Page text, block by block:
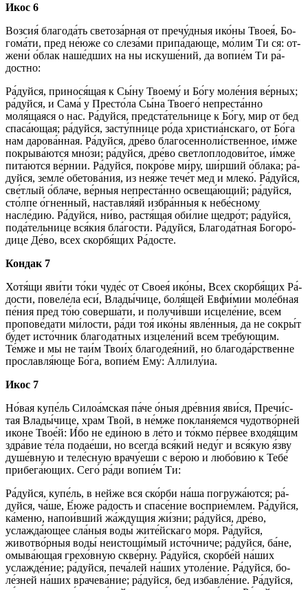
Икос 6
Воз­сия́ бла­го­да́ть све­то­за́р­ная от пре­чу́д­ныя ико́­ны Твоея́, Бо­
го­ма́­ти, пред не́ю­же со сле­за́­ми при­па́­даю­ще, мо́­лим Ти ся: от­
же­ни́ о́блак наше́дших на ны ис­ку­ше́­ний, да во­пи­е́м Ти ра́­
дост­но:
Ра́­дуй­ся, принося́щая к Сы́­ну Тво­ему́ и Бо́­гу мо­ле́­ния ве́р­ных;
ра́­дуй­ся, и Сама́ у Пре­сто́­ла Сы́­на Тво­его́ непреста́нно
моля́щаяся о нас. Ра́­дуй­ся, предста́тельнице к Бо́­гу, мир от бед
спа­са́ю­щая; ра́­дуй­ся, за­сту́п­ни­це ро́­да хри­сти­а́н­ска­го, от Бо́­га
нам дарова́нная. Ра́­дуй­ся, дре́­во бла­го­сен­но­ли́ст­вен­ное, и́м­же
покрыва́ются мно́­зи; ра́­дуй­ся, дре́­во светлоплодови́тое, и́м­же
пита́ются ве́рнии. Ра́­дуй­ся, по­кро́­ве ми́­ру, ши́рший о́блака; ра́­
дуй­ся, земле́ обетова́ния, из нея́же тече́т мед и мле­ко́. Ра́­дуй­ся,
све́тлый о́блаче, ве́р­ныя непреста́нно освеща́ющий; ра́­дуй­ся,
сто́л­пе о́гненный, на­став­ля́яй избра́нныя к небе́сному
насле́дию. Ра́­дуй­ся, ни́во, растя́щая оби́­лие щед­ро́т; ра́­дуй­ся,
пода́тельнице вся́­кия бла́­гос­ти. Ра́­дуй­ся, Бла­го­да́т­ная Бо­го­ро́­
ди­це Де́­во, всех скор­бя́­щих Ра́­дос­те.
Кондак 7
Хо­тя́­щи яви́­ти то́­ки чу­де́с от Своея́ ико́­ны, Всех скор­бя́­щих Ра́­
дос­ти, повеле́ла еси́, Вла­ды́­чи­це, боля́щей Евфи́мии моле́бная
пе́­ния пред то́ю соверша́ти, и получи́вши ис­це­ле́­ние, всем
пропове́дати ми́­лос­ти, ра́­ди тоя́ ико́­ны явле́нныя, да не сокры́т
бу́дет ис­то́ч­ник бла­го­да́т­ных изцеле́ний всем тре́­бую­щим.
Те́м­же и мы не таи́м Тво­и́х благодея́ний, но благода́рственне
про­слав­ля́ю­ще Бо́­га, во­пи­е́м Ему́: Алли­лу́иа.
Икос 7
Но́вая ку­пе́ль Силоа́мская па́­че о́ныя дре́вния яви́­ся, Пре­чи́с­
тая Вла­ды́­чи­це, храм Твой, в не́м­же покланя́емся чудотво́рней
ико­не Тво­е́й: И́бо не еди́ною в ле́то и то́кмо пе́рвее входя́щим
здра́­вие те́­ла подае́ши, но всег­да́ вся́кий не­ду́г и вся́­кую я́зву
ду­ше́в­ную и теле́сную врачу́еши с ве́­рою и лю­бо́­вию к Те­бе́
при­бе­га́ю­щих. Се­го́ ра́­ди во­пи­е́м Ти:
Ра́­дуй­ся, ку­пе́ль, в ней­же вся ско́р­би на́­ша погружа́ются; ра́­
дуй­ся, ча́ше, Е́ю­же ра́­дость и спа­се́­ние восприе́млем. Ра́­дуй­ся,
ка́­ме­ню, напои́вший жа́ждущия жи́з­ни; ра́­дуй­ся, дре́­во,
услажда́ющее сла́ныя воды́ жите́йскаго мо́ря. Ра́­дуй­ся,
животво́рныя воды́ не­ис­то­щи́­мый ис­то́ч­ни­че; ра́­дуй­ся, ба́­не,
омы­ва́ю­щая грехо́вную скве́рну. Ра́­дуй­ся, скор­бе́й на́­ших
услаж­де́­ние; ра́­дуй­ся, пе­ча́­лей на́­ших утоле́ние. Ра́­дуй­ся, бо­
ле́з­ней на́­ших врачева́ние; ра́­дуй­ся, бед из­бав­ле́­ние. Ра́­дуй­ся,